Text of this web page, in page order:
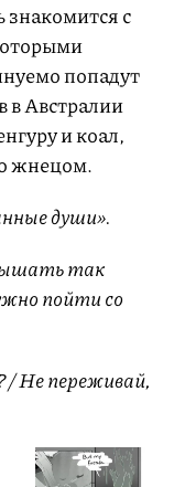
знакомится с
попадут
в Австралии
и коал,
жнецом.
души».
так
пойти со
/ Не переживай,